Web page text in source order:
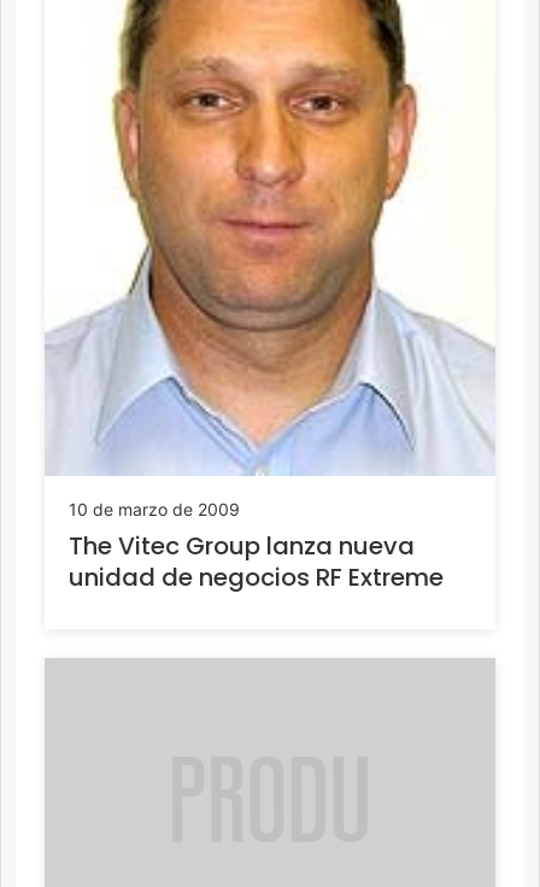
10 de marzo de 2009
The Vitec Group lanza nueva
unidad de negocios RF Extreme